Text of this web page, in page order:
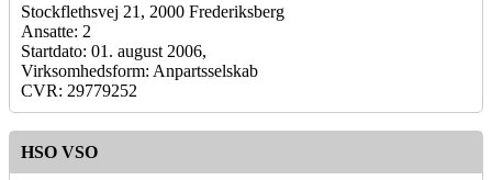
Stockflethsvej 21, 2000 Frederiksberg
Ansatte: 2
Startdato: 01. august 2006,
Virksomhedsform: Anpartsselskab
CVR: 29779252
HSO VSO